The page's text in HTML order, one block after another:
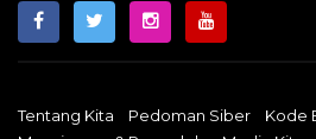
Tentang Kita Pedoman Siber
Kode